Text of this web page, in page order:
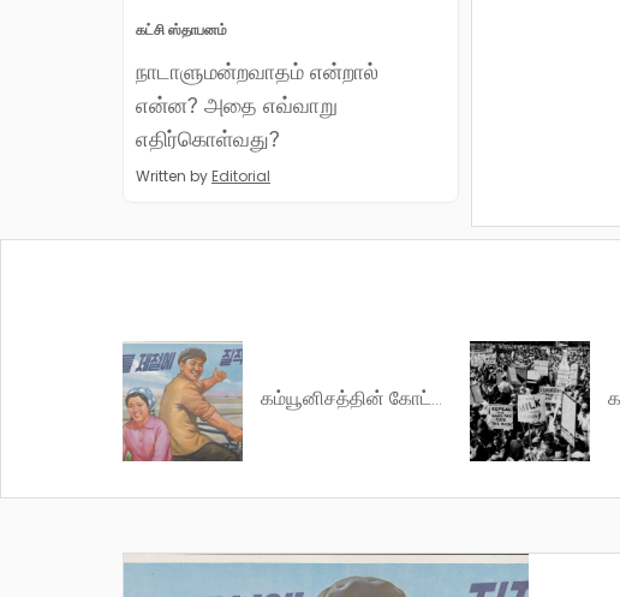
கட்சி ஸ்தாபனம்
நாடாளுமன்றவாதம் என்றால்
என்ன? அதை எவ்வாறு
எதிர்கொள்வது?
Written by Editorial